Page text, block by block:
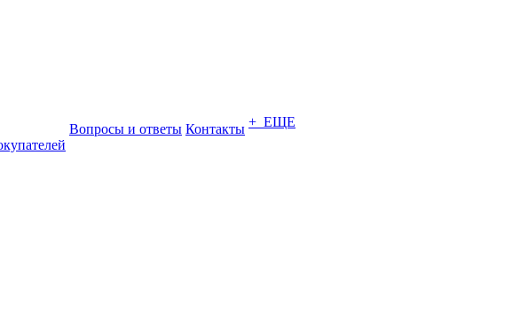
Вопросы и ответы Контакты + ЕЩЕ